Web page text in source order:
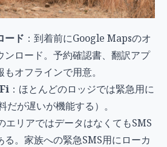
ード ：到着前にGoogle Mapsのオ
ンロード。予約確認書、翻訳アプ
オフラインで用意。
：ほとんどのロッジでは緊急用に
が遅いが機能する）。
エリアではデータはなくてもSMS
。家族への緊急SMS用にローカ